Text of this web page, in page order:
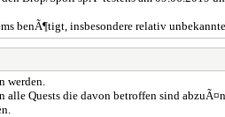
benÃ¶tigt, insbesondere relativ unbekannte
werden.
Quests die davon betroffen sind